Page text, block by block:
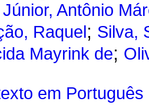
Antônio
Raquel ; Silva,
Mayrink de;
em Português